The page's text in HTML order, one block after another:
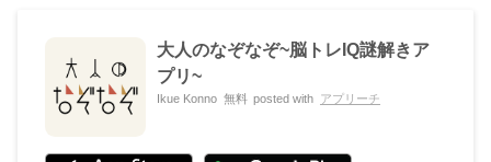
大人のなぞなぞ~脳トレIQ謎解きア
プリ~
Ikue Konno 無料 posted with アプリーチ